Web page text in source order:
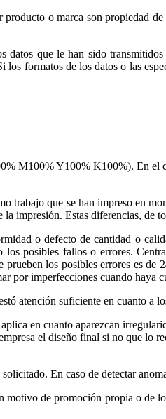
o marca son propiedad
que le han sido
los formatos de los datos o las
M100% Y100% K100%). En el
trabajo que se han impreso en
impresión. Estas diferencias, de
o defecto de cantidad o
posibles fallos o errores.
los posibles errores es
por imperfecciones cuando
atención suficiente en cuanto
en cuanto aparezcan
el diseño final si no que lo
En caso de detectar
de promoción propia o de